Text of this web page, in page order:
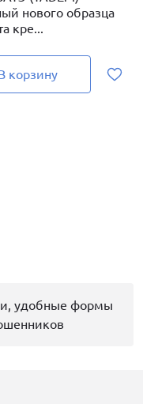
нового образца
кре...
корзину
удобные формы